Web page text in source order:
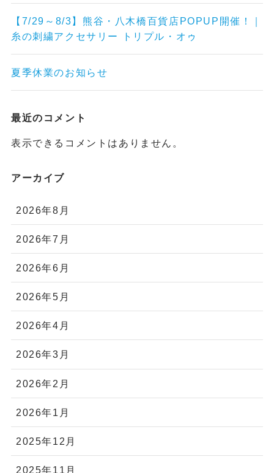
【7/29～8/3】熊谷・八木橋百貨店POPUP開催！｜
糸の刺繍アクセサリー トリプル・オゥ
夏季休業のお知らせ
最近のコメント
表示できるコメントはありません。
アーカイブ
2026年8月
2026年7月
2026年6月
2026年5月
2026年4月
2026年3月
2026年2月
2026年1月
2025年12月
2025年11月